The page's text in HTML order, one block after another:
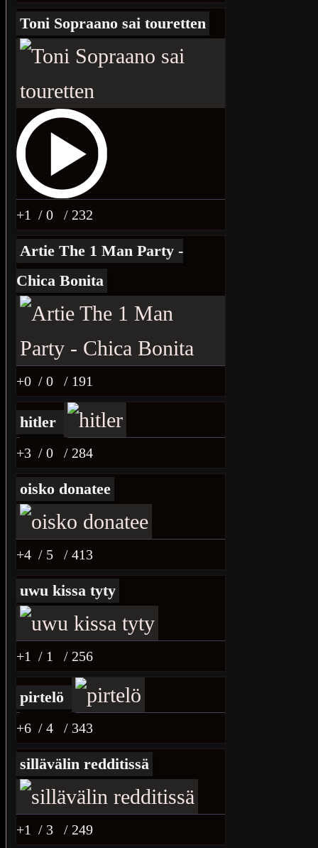
Toni Sopraano sai touretten
+1 / 0 / 232
Artie The 1 Man Party -
Chica Bonita
+0 / 0 / 191
hitler
+3 / 0 / 284
oisko donatee
+4 / 5 / 413
uwu kissa tyty
+1 / 1 / 256
pirtelö
+6 / 4 / 343
sillävälin redditissä
+1 / 3 / 249